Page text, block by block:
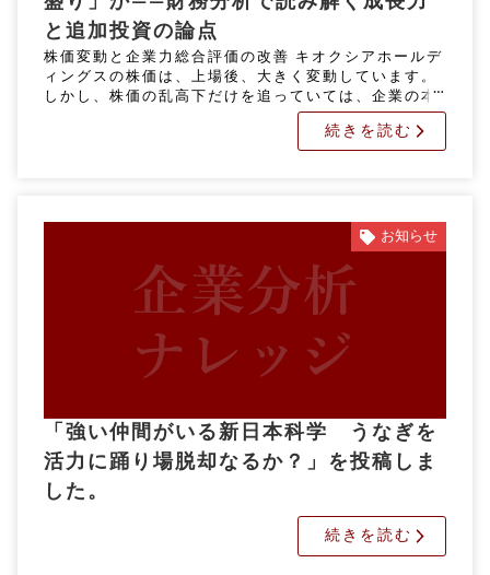
と追加投資の論点
株価変動と企業力総合評価の改善 キオクシアホールデ
ィングスの株価は、上場後、大きく変動しています。
しかし、株価の乱高下だけを追っていては、企業の本
当の実力を正しく判断することはできません。 では、
続きを読む
お知らせ
「強い仲間がいる新日本科学 うなぎを
活力に踊り場脱却なるか？」を投稿しま
した。
続きを読む